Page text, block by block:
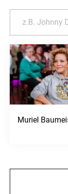
Muriel